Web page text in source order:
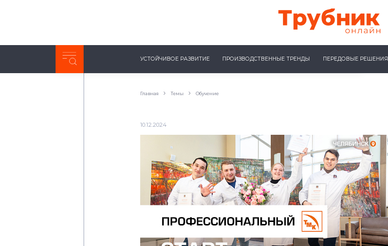
Неделя с ТМК. Выпуск №27 (225)
УСТОЙЧИВОЕ РАЗВИТИЕ ПРОИЗВОДСТВЕННЫЕ ТРЕНДЫ ПЕРЕДОВЫЕ РЕШЕНИЯ
Главная Темы Обучение
10.12.2024